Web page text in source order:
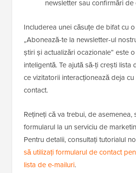
newsletter sau confirmări
Includerea unei căsuțe de bifat cu
„Abonează-te la newsletter-ul
știri și actualizări ocazionale” este
inteligentă. Te ajută să-ți crești lista
ce vizitatorii interacționează deja
contact.
Rețineți că va trebui, de asemenea,
formularul la un serviciu de
Pentru detalii, consultați tutorialul
să utilizați formularul de contact
lista de e-mailuri.